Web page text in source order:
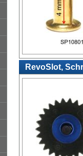
RevoSlot,